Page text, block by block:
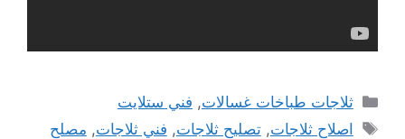
التصنيفات
ثلاجات طباخات غسالات, فني ستلايت
الوسوم
اصلاح ثلاجات,تصليح ثلاجات, فني ثلاجات, مصلح